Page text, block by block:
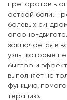
препаратов в
острой боли.
болевых
опорно-
заключается в
узлы, которые
быстро и
выполняет не
функцию,
терапию.